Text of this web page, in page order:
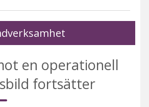
en operationell
fortsätter